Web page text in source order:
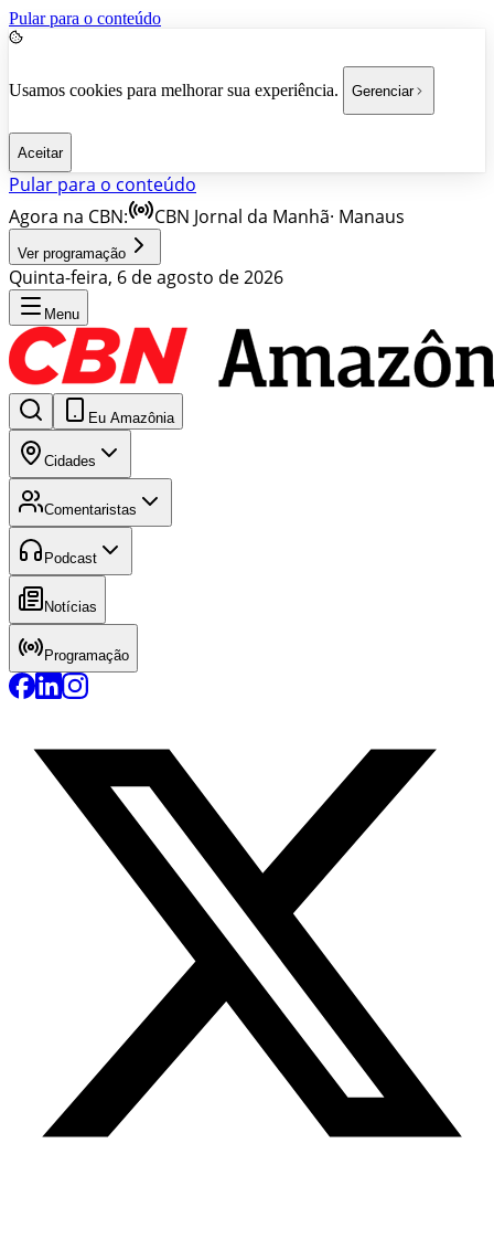
Pular para o conteúdo
Usamos cookies para melhorar sua experiência. Gerenciar
Aceitar
Pular para o conteúdo
Agora na CBN:
CBN Jornal da Manhã· Manaus
Ver programação
Quinta-feira, 6 de agosto de 2026
Menu
Eu Amazônia
Cidades
Comentaristas
Podcast
Notícias
Programação